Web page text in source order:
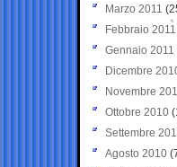
Marzo 2011
Febbraio 2011
Gennaio 2011
Dicembre
Novembre
Ottobre 2010
Settembre
Agosto 2010